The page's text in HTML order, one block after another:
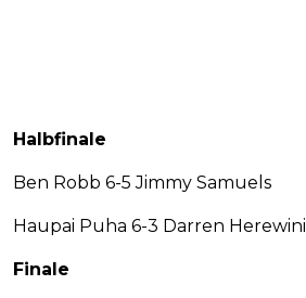
Halbfinale
Ben Robb 6-5 Jimmy Samuels
Haupai Puha 6-3 Darren Herewini
Finale